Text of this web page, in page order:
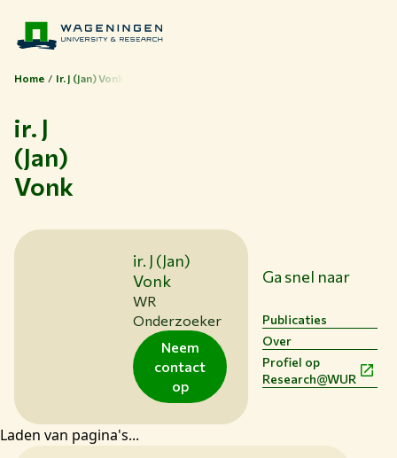
Thema's
Studeren bij WUR
NIEUWS & ACHTERGRONDEN
HUIDIGE STUDENTEN
Home Ir. J (Jan) Vonk
ir. J
(Jan)
Vonk
ir. J (Jan)
Vonk
WR
Onderzoeker
Neem
contact
op
Ga snel naar
Publicaties
Over
Profiel op
Research@WUR
Laden van pagina's...